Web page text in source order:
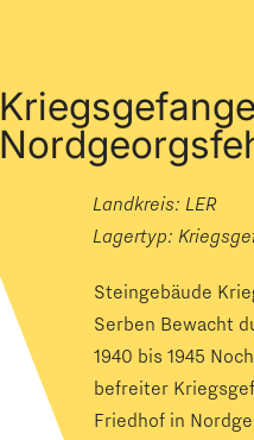
Landkreis: LER
Lagertyp:
Steingebäude
Serben Bewacht
1940 bis 1945
befreiter
Friedhof in